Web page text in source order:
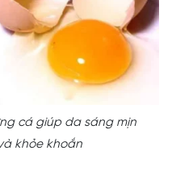
cá giúp da sáng mịn
khỏe khoắn